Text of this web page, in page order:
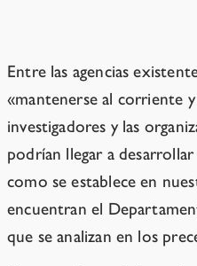
Entre las agencias
«mantenerse al corriente
investigadores y las
podrían llegar a
como se establece en
encuentran el
que se analizan en los